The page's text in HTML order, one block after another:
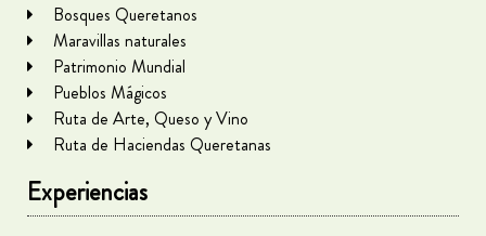
Bosques Queretanos
Maravillas naturales
Patrimonio Mundial
Pueblos Mágicos
Ruta de Arte, Queso y Vino
Ruta de Haciendas Queretanas
Experiencias